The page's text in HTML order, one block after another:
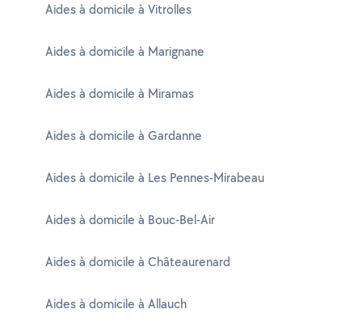
Aides à domicile à Vitrolles
Aides à domicile à Marignane
Aides à domicile à Miramas
Aides à domicile à Gardanne
Aides à domicile à Les Pennes-Mirabeau
Aides à domicile à Bouc-Bel-Air
Aides à domicile à Châteaurenard
Aides à domicile à Allauch